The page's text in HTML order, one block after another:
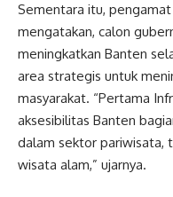
Sementara itu,
mengatakan, calon
meningkatkan Banten
area strategis untuk
masyarakat. “Pertama
aksesibilitas Banten
dalam sektor pariwisata,
wisata alam,” ujarnya.